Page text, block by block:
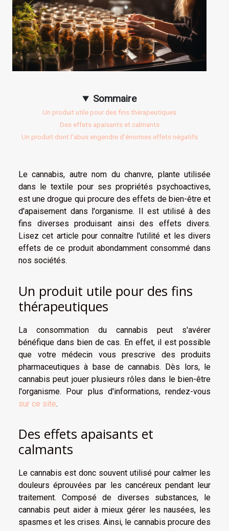
Sommaire
Un produit utile pour des fins thérapeutiques
Des effets apaisants et calmants
Un produit dont l'abus engendre d'énormes effets négatifs
Le cannabis, autre nom du chanvre, plante utilisée
dans le textile pour ses propriétés psychoactives,
est une drogue qui procure des effets de bien-être et
d'apaisement dans l'organisme. Il est utilisé à des
fins diverses produisant ainsi des effets divers.
Lisez cet article pour connaître l'utilité et les divers
effets de ce produit abondamment consommé dans
nos sociétés.
Un produit utile pour des fins
thérapeutiques
La consommation du cannabis peut s'avérer
bénéfique dans bien de cas. En effet, il est possible
que votre médecin vous prescrive des produits
pharmaceutiques à base de cannabis. Dès lors, le
cannabis peut jouer plusieurs rôles dans le bien-être
l'organisme. Pour plus d'informations, rendez-vous
sur ce site.
Des effets apaisants et
calmants
Le cannabis est donc souvent utilisé pour calmer les
douleurs éprouvées par les cancéreux pendant leur
traitement. Composé de diverses substances, le
cannabis peut aider à mieux gérer les nausées, les
spasmes et les crises. Ainsi, le cannabis procure des